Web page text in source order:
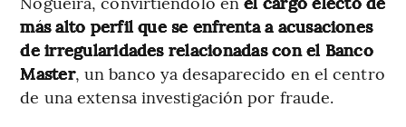
más alto perfil que se enfrenta a acusaciones
de irregularidades relacionadas con el Banco
Master, un banco ya desaparecido en el centro
de una extensa investigación por fraude.